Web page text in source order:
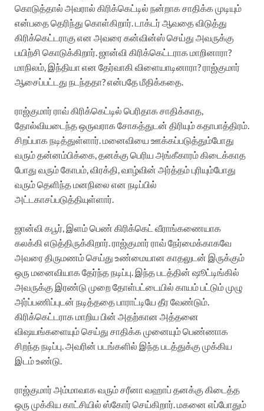
கொடுத்தால் அவரால் கிரிக்கெட்டில் நன்றாக சாதிக்க முடியும்
என்பதை தெரிந்து கொள்கிறார். டாக்டர் ஆவதை விடுத்து
கிரிக்கெட்டராகு என அவரை கன்வின்ஸ் செய்து அவருக்கு
பயிற்சி கொடுக்கிறார். ஜான்வி கிரிக்கெட்டராக மாறினாரா?
மாநிலம், இந்தியா என தேர்வாகி விளையாடினாரா? ராஜ்குமார்
ஆசைப்பட்டது நடந்ததா? என்பதே மீதிக்கதை.
ராஜ்குமார் ராவ் கிரிக்கெட்டில் பெரிதாக சாதிக்காத,
தோல்வியடைந்த ஒருவராக சோகத்துடன் திரியும் கதாபாத்திரம்.
சிறப்பாக நடித்துள்ளார். மனைவியை ஊக்கப்படுத்தும்போது
வரும் தன்னம்பிக்கை, தனக்கு பெரிய அங்கீகாரம் கிடைக்காத
போது வரும் கோபம், விரக்தி, வாழ்வின் அர்த்தம் புரியும்போது
வரும் தெளிந்த மனநிலை என நடிப்பில்
அட்டகாசப்படுத்தியுள்ளார்.
ஜான்வி கபூர், இளம் பெண் கிரிக்கெட் வீராங்கணையாக
கலக்கி எடுத்திருக்கிறார். ராஜ்குமார் ராவ் நேர்மைக்காகவே
அவரை திருமணம் செய்து உண்மையான காதலுடன் இருக்கும்
ஒரு மனைவியாக தேர்ந்த நடிப்பு. இந்த படத்தின் ஷூட்டிங்கில்
அவருக்கு இரண்டு முறை தோள்பட்டையில் காயம் பட்டும் முழு
அர்ப்பணிப்புடன் நடித்ததை பாராட்டியே தீர வேண்டும்.
கிரிக்கெட்டராக மாறிய பின் அதற்கான அத்தனை
விஷயங்களையும் செய்து சாதிக்க முனையும் பெண்ணாக
சிறந்த நடிப்பு. அவரின் படங்களில் இந்த படத்துக்கு முக்கிய
இடம் உண்டு.
ராஜ்குமார் அம்மாவாக வரும் சரீனா வஹாப் தனக்கு கிடைத்த
ஒரு முக்கிய காட்சியில் ஸ்கோர் செய்கிறார். மகனை எப்போதும்